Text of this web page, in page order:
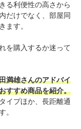
る利便性の高さから
だけでなく、部屋同
ます。
を購入するか迷って
満雄さんのアドバイ
すすめ商品を紹介。
イプほか、長距離通
。